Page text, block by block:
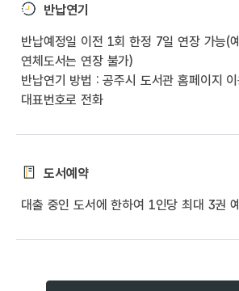
반납연기
반납예정일 이전 1회 한정 7일 연장 가능(
연체도서는 연장 불가)
반납연기 방법 : 공주시 도서관 홈페이지
대표번호로 전화
도서예약
대출 중인 도서에 한하여 1인당 최대 3권